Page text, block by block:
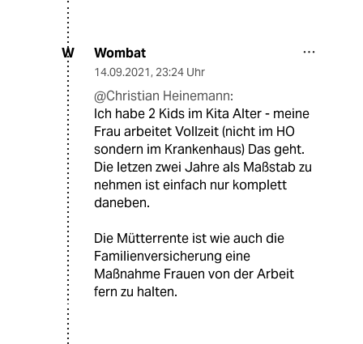
W Wombat
14.09.2021, 23:24 Uhr
@Christian Heinemann:
Ich habe 2 Kids im Kita Alter - meine
Frau arbeitet Vollzeit (nicht im HO
sondern im Krankenhaus) Das geht.
Die letzen zwei Jahre als Maßstab zu
nehmen ist einfach nur komplett
daneben.
Die Mütterrente ist wie auch die
Familienversicherung eine
Maßnahme Frauen von der Arbeit
fern zu halten.